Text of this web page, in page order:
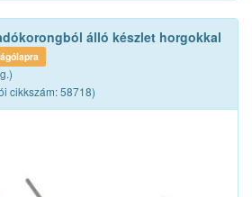
álló készlet horgokkal
cikkszám: 58718)